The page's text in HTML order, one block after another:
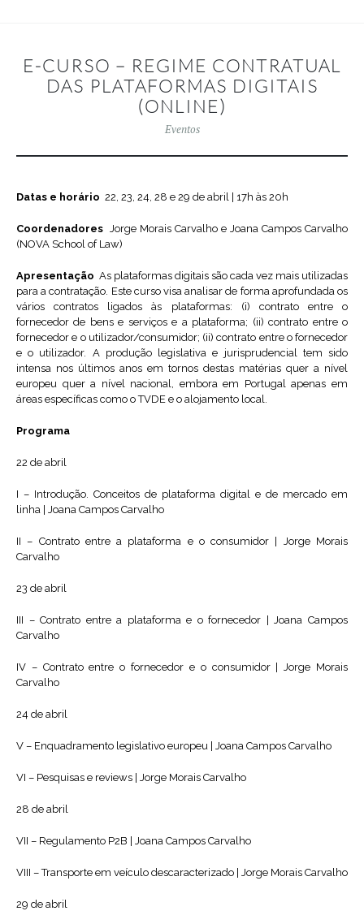
E-CURSO – REGIME CONTRATUAL
DAS PLATAFORMAS DIGITAIS
(ONLINE)
Eventos
Datas e horário 22, 23, 24, 28 e 29 de abril | 17h às 20h
Coordenadores Jorge Morais Carvalho e Joana Campos Carvalho
(NOVA School of Law)
Apresentação As plataformas digitais são cada vez mais utilizadas
para a contratação. Este curso visa analisar de forma aprofundada os
vários contratos ligados às plataformas: (i) contrato entre o
fornecedor de bens e serviços e a plataforma; (ii) contrato entre o
fornecedor e o utilizador/consumidor; (ii) contrato entre o fornecedor
e o utilizador. A produção legislativa e jurisprudencial tem sido
intensa nos últimos anos em tornos destas matérias quer a nível
europeu quer a nível nacional, embora em Portugal apenas em
áreas específicas como o TVDE e o alojamento local.
Programa
22 de abril
I – Introdução. Conceitos de plataforma digital e de mercado em
linha | Joana Campos Carvalho
II – Contrato entre a plataforma e o consumidor | Jorge Morais
Carvalho
23 de abril
III – Contrato entre a plataforma e o fornecedor | Joana Campos
Carvalho
IV – Contrato entre o fornecedor e o consumidor | Jorge Morais
Carvalho
24 de abril
V – Enquadramento legislativo europeu | Joana Campos Carvalho
VI – Pesquisas e reviews | Jorge Morais Carvalho
28 de abril
VII – Regulamento P2B | Joana Campos Carvalho
VIII – Transporte em veículo descaracterizado | Jorge Morais Carvalho
29 de abril